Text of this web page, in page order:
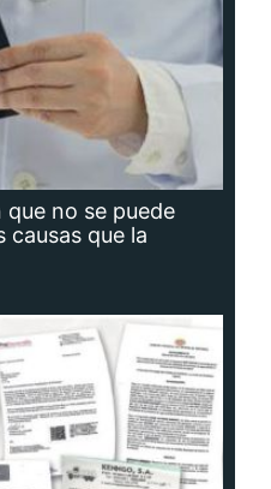
no se puede
causas que la